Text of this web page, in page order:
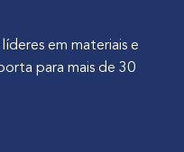
em materiais e
para mais de 30